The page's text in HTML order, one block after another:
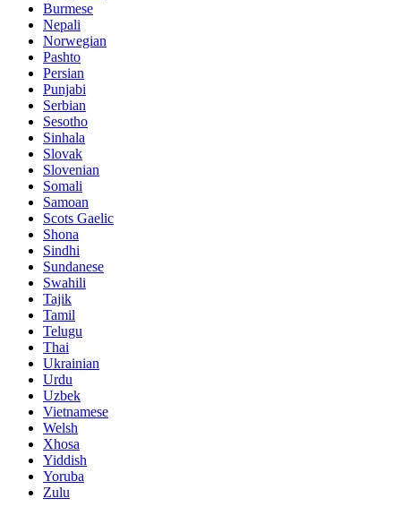
Burmese
Nepali
Norwegian
Pashto
Persian
Punjabi
Serbian
Sesotho
Sinhala
Slovak
Slovenian
Somali
Samoan
Scots Gaelic
Shona
Sindhi
Sundanese
Swahili
Tajik
Tamil
Telugu
Thai
Ukrainian
Urdu
Uzbek
Vietnamese
Welsh
Xhosa
Yiddish
Yoruba
Zulu